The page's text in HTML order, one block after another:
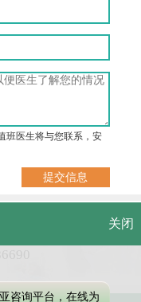
班医生将与您联系，安
区解放大道479号关闭
咨询平台，在线为